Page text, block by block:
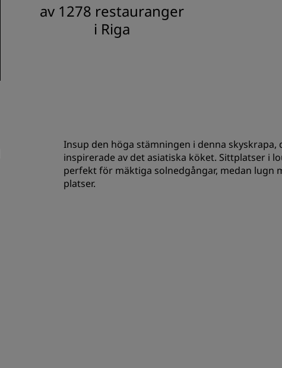
av 1278 restauranger
i Riga
Insup den höga stämningen i denna
inspirerade av det asiatiska köket. Sittplatser i
perfekt för mäktiga solnedgångar, medan lugn
platser.